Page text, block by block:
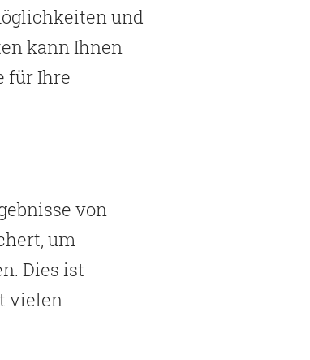
und
kann Ihnen
für Ihre
von
um
Dies ist
vielen